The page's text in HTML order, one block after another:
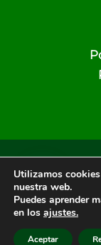
Utilizamos
nuestra web.
Puedes aprender
en los ajustes.
Aceptar